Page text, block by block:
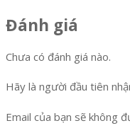
Đánh giá
Chưa có đánh giá nào.
Hãy là người đầu tiên
Email của bạn sẽ không